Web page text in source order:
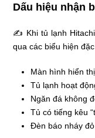
Dấu hiệu nhận
✍ Khi tủ lạnh
qua các biểu hiện
Màn hình hiển
Tủ lạnh hoạt
Ngăn đá không
Tủ có tiếng kêu
Đèn báo nháy